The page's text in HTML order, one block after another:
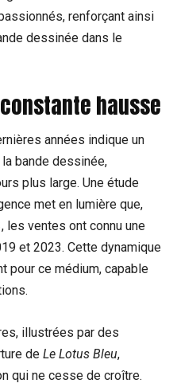
renforçant ainsi
dessinée dans le
hausse
années indique un
bande dessinée,
plus large. Une étude
met en lumière que,
les ventes ont connu une
et 2023. Cette dynamique
pour ce médium, capable
illustrées par des
de Le Lotus Bleu,
qui ne cesse de croître.